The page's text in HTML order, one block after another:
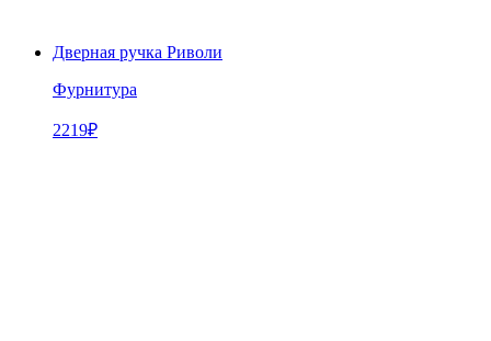
Дверная ручка Риволи
Фурнитура
2219₽